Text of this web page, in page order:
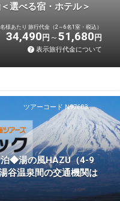
べる宿・ホテル＞
様あたり 旅行代金（2～6名1室・税込）
34,490 円 51,680 円
表示旅行代金について
ツアーコード N97603
◆湯の風HAZU（4-9
温泉間の交通機関は